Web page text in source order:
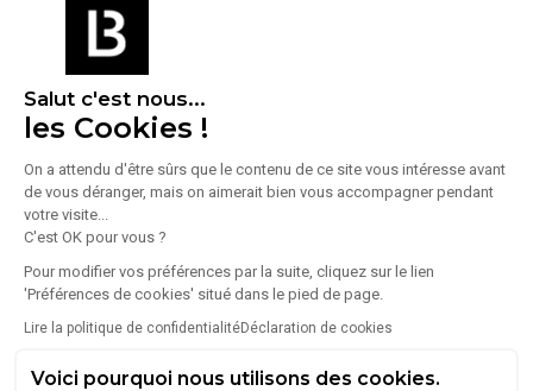
Salut c'est nous...
les Cookies !
On a attendu d'être sûrs que le contenu de ce site vous intéresse avant
de vous déranger, mais on aimerait bien vous accompagner pendant
votre visite...
C'est OK pour vous ?
Pour modifier vos préférences par la suite, cliquez sur le lien
'Préférences de cookies' situé dans le pied de page.
Lire la politique de confidentialitéDéclaration de cookies
Voici pourquoi nous utilisons des cookies.
VESTA GROUPE
113 Rue de Sèze - 69006 Lyon
2 Annonces en ligne
Voir la vitrine